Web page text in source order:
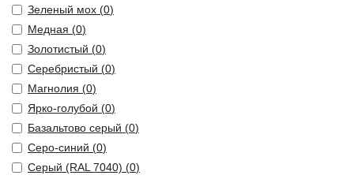
Зеленый мох (0)
Медная (0)
Золотистый (0)
Серебристый (0)
Магнолия (0)
Ярко-голубой (0)
Базальтово серый (0)
Серо-синий (0)
Серый (RAL 7040) (0)